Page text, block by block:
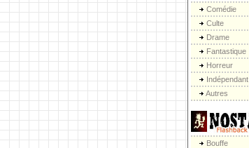
Comédie
Culte
Drame
Fantastique
Horreur
Indépendant
Autres
Bouffe